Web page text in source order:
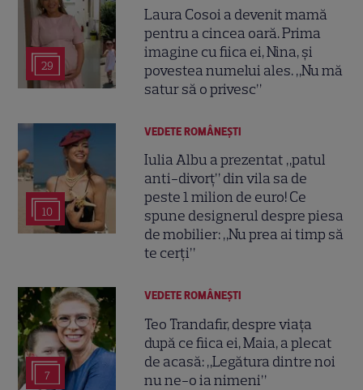
29
Laura Cosoi a devenit mamă
pentru a cincea oară. Prima
imagine cu fiica ei, Nina, și
povestea numelui ales. „Nu mă
satur să o privesc”
10
VEDETE ROMÂNEŞTI
Iulia Albu a prezentat „patul
anti-divorț” din vila sa de
peste 1 milion de euro! Ce
spune designerul despre piesa
de mobilier: „Nu prea ai timp să
te cerți”
7
VEDETE ROMÂNEŞTI
Teo Trandafir, despre viața
după ce fiica ei, Maia, a plecat
de acasă: „Legătura dintre noi
nu ne-o ia nimeni”